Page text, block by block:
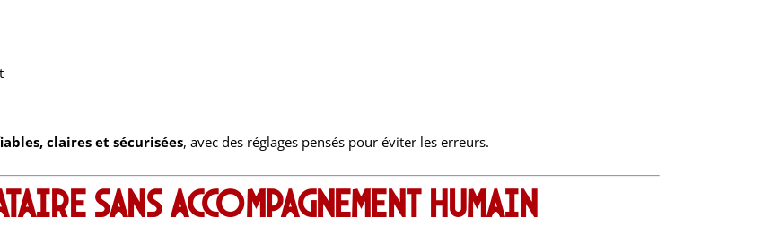
claires et sécurisées, avec des réglages pensés pour éviter les erreurs.
sans accompagnement humain